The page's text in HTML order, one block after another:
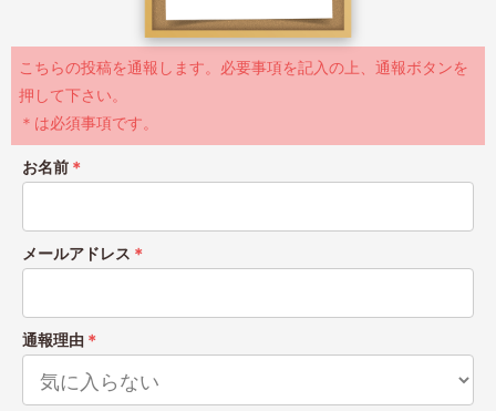
こちらの投稿を通報します。必要事項を記入の上、通報ボタンを
押して下さい。
＊は必須事項です。
お名前 ＊
メールアドレス ＊
通報理由 ＊